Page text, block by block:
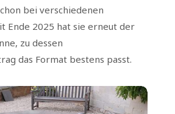
bei verschiedenen
Ende 2025 hat sie erneut der
zu dessen
das Format bestens passt.